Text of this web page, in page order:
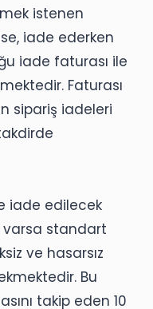
istenen
iade ederken
iade faturası ile
Faturası
sipariş iadeleri
iade edilecek
varsa standart
ve hasarsız
Bu
takip eden 10